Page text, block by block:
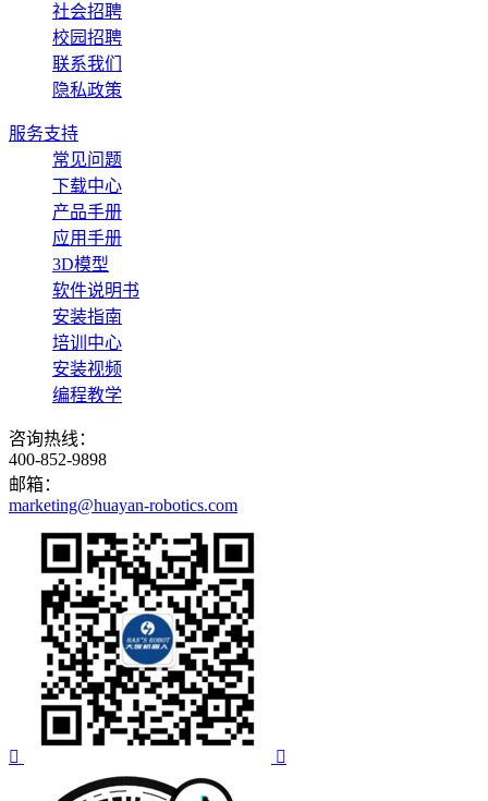
社会招聘
校园招聘
联系我们
隐私政策
服务支持
常见问题
下载中心
产品手册
应用手册
3D模型
软件说明书
安装指南
培训中心
安装视频
编程教学
咨询热线：
400-852-9898
邮箱：
marketing@huayan-robotics.com